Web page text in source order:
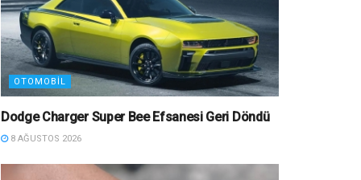
OTOMOBIL
Dodge Charger Super Bee Efsanesi Geri Döndü
8 AĞUSTOS 2026